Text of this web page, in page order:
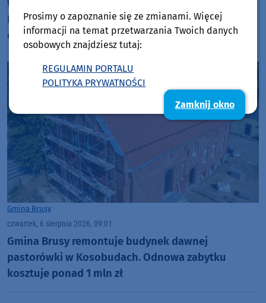
W sobotę (8.08) w Chojnicach Targi Rodzinne Baby
Boom. Będą porady specjalistów i animacje dla
całych rodzin
Gmina Brusy
czwartek, 6 sierpnia 2026, 09:01
Gmina Brusy remontuje budynek dawnej
pastorówki w Kosobudach. Odnowa zabytku
kosztuje ponad 1 mln zł
Prosimy o zapoznanie się ze zmianami. Więcej
informacji na temat przetwarzania Twoich danych
osobowych znajdziesz tutaj:
REGULAMIN PORTALU
POLITYKA PRYWATNOŚCI
Zamknij okno